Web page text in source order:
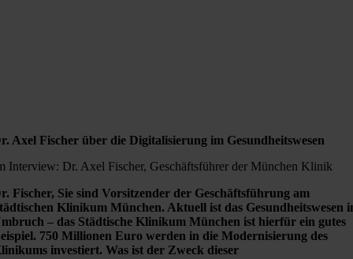
Axel Fischer über die Digitalisierung im Gesundheitswesen
Interview: Dr. Axel Fischer, Geschäftsführer der München Klinik
Fischer, Sie sind Vorsitzender der Geschäftsführung am
Klinikum München. Aktuell ist das Gesundheitswesen
– das Städtische Klinikum München ist hierfür ein gutes
750 Millionen Euro werden in die Modernisierung des
investiert. Was ist der Zweck dieser